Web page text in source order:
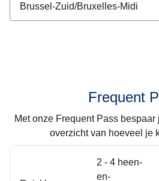
Frequent
Met onze Frequent Pass
overzicht van hoeveel je
2 - 4 heen-
en-